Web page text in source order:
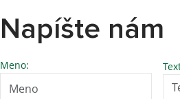
Napíšte nám
Meno: